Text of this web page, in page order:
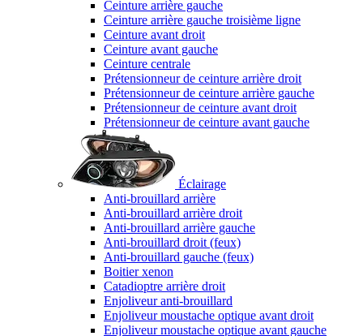
Ceinture arrière gauche
Ceinture arrière gauche troisième ligne
Ceinture avant droit
Ceinture avant gauche
Ceinture centrale
Prétensionneur de ceinture arrière droit
Prétensionneur de ceinture arrière gauche
Prétensionneur de ceinture avant droit
Prétensionneur de ceinture avant gauche
Éclairage
Anti-brouillard arrière
Anti-brouillard arrière droit
Anti-brouillard arrière gauche
Anti-brouillard droit (feux)
Anti-brouillard gauche (feux)
Boitier xenon
Catadioptre arrière droit
Enjoliveur anti-brouillard
Enjoliveur moustache optique avant droit
Enjoliveur moustache optique avant gauche